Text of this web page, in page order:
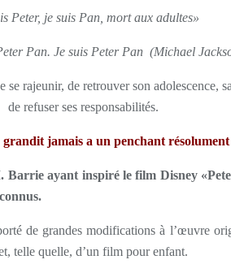
Peter, je suis Pan, mort aux adultes»
Pan. Je suis Peter Pan (Michael
se rajeunir, de retrouver son adolescence,
de refuser ses responsabilités.
jamais a un penchant
Barrie ayant inspiré le film Disney
de grandes modifications à l’œuvre
telle quelle, d’un film pour enfant.